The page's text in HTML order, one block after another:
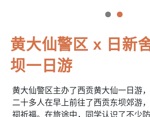
訂閱電子報
*為必填項目
稱謂
先生
黄大仙警区 x 日新
坝一日游
黄大仙警区主办了西贡黄大仙一日游
二十多人在早上前往了西贡东坝郊游
祠祈福。在旅途中，同学认识了不少